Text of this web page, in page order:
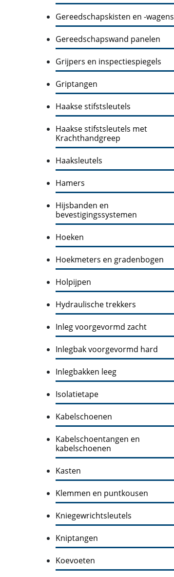
Gereedschapskisten en -wagens
Gereedschapswand panelen
Grijpers en inspectiespiegels
Griptangen
Haakse stifstsleutels
Haakse stifstsleutels met
Krachthandgreep
Haaksleutels
Hamers
Hijsbanden en
bevestigingssystemen
Hoeken
Hoekmeters en gradenbogen
Holpijpen
Hydraulische trekkers
Inleg voorgevormd zacht
Inlegbak voorgevormd hard
Inlegbakken leeg
Isolatietape
Kabelschoenen
Kabelschoentangen en
kabelschoenen
Kasten
Klemmen en puntkousen
Kniegewrichtsleutels
Kniptangen
Koevoeten